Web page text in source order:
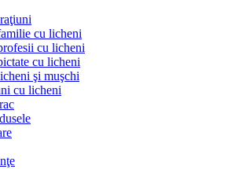
cu licheni
cu licheni
cu licheni
şi muşchi
cu licheni